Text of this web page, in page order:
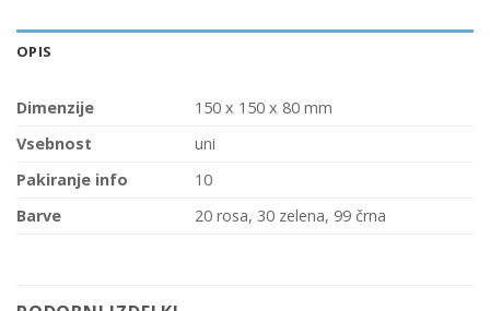
OPIS
Dimenzije
150 x 150 x 80 mm
Vsebnost
uni
Pakiranje info
10
Barve
20 rosa, 30 zelena, 99 črna